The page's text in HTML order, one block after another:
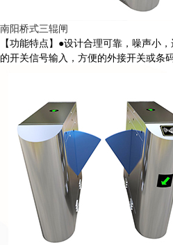
南阳桥式三辊闸
【功能特点】●设计合理可靠，噪声小
的开关信号输入，方便的外接开关或条